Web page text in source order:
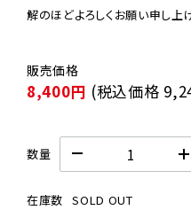
解のほどよろしくお願い申し上
8,400円 (税込価格
数量
在庫数 SOLD OUT